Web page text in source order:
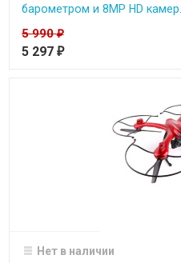
барометром и 8MP HD камер...
5 990₽
5 297 ₽
Нет в наличии